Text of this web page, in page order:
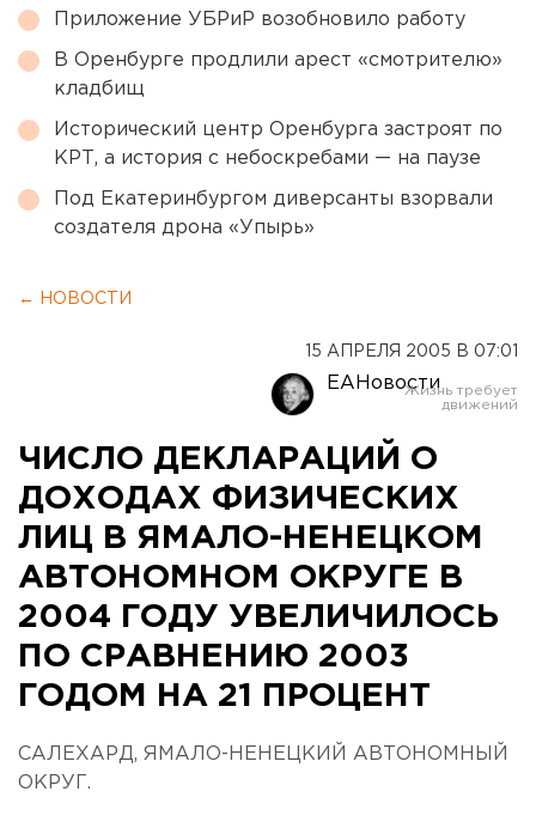
Приложение УБРиР возобновило работу
В Оренбурге продлили арест «смотрителю»
кладбищ
Исторический центр Оренбурга застроят по
КРТ, а история с небоскребами — на паузе
Под Екатеринбургом диверсанты взорвали
создателя дрона «Упырь»
← НОВОСТИ
15 АПРЕЛЯ 2005 В 07:01
ЕАНовости
ЧИСЛО ДЕКЛАРАЦИЙ О
ДОХОДАХ ФИЗИЧЕСКИХ
ЛИЦ В ЯМАЛО-НЕНЕЦКОМ
АВТОНОМНОМ ОКРУГЕ В
2004 ГОДУ УВЕЛИЧИЛОСЬ
ПО СРАВНЕНИЮ 2003
ГОДОМ НА 21 ПРОЦЕНТ
САЛЕХАРД, ЯМАЛО-НЕНЕЦКИЙ АВТОНОМНЫЙ
ОКРУГ.